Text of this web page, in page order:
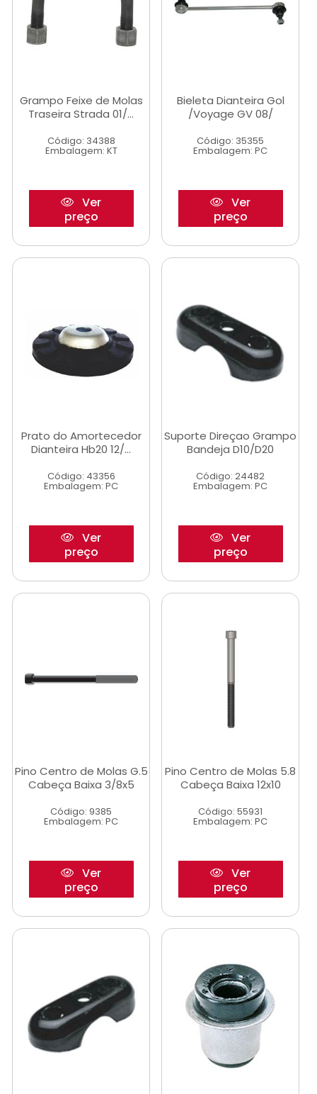
Grampo Feixe de Molas
Traseira Strada 01/...
Código: 34388
Embalagem: KT
Ver
preço
Bieleta Dianteira Gol
/Voyage GV 08/
Código: 35355
Embalagem: PC
Ver
preço
Prato do Amortecedor
Dianteira Hb20 12/...
Código: 43356
Embalagem: PC
Ver
preço
Suporte Direçao Grampo
Bandeja D10/D20
Código: 24482
Embalagem: PC
Ver
preço
Pino Centro de Molas G.5
Cabeça Baixa 3/8x5
Código: 9385
Embalagem: PC
Ver
preço
Pino Centro de Molas 5.8
Cabeça Baixa 12x10
Código: 55931
Embalagem: PC
Ver
preço